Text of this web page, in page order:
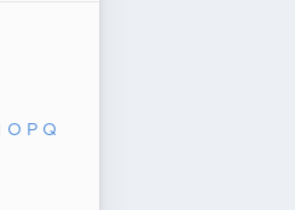
O P Q